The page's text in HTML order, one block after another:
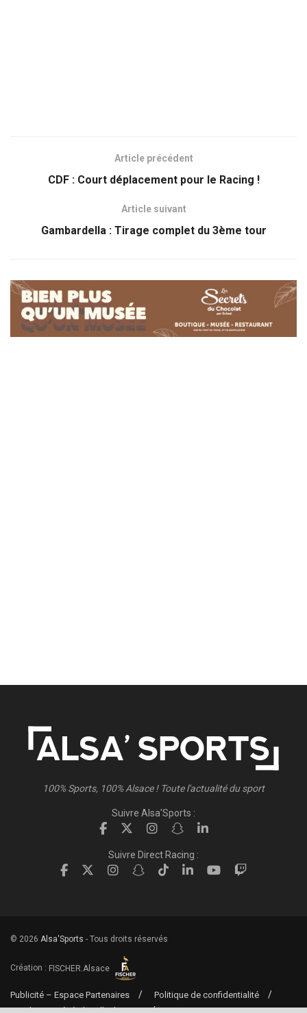
Article précédent
CDF : Court déplacement pour le Racing !
Article suivant
Gambardella : Tirage complet du 3ème tour
100% Sports, 100% Alsace ! Toute l'actualité du sport
Suivre Alsa'Sports :
Suivre Direct Racing :
© 2026 Alsa'Sports - Tous droits réservés
Création : FISCHER.Alsace
Publicité – Espace Partenaires
Politique de confidentialité
Conditions générales d’utilisation